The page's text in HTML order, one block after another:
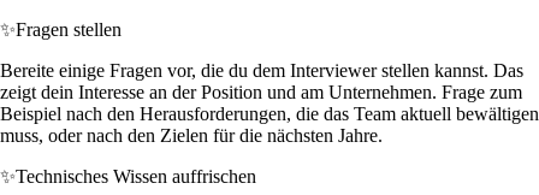
✨Fragen stellen
Bereite einige Fragen vor, die du dem Interviewer stellen kannst. Das
zeigt dein Interesse an der Position und am Unternehmen. Frage zum
Beispiel nach den Herausforderungen, die das Team aktuell bewältigen
muss, oder nach den Zielen für die nächsten Jahre.
✨Technisches Wissen auffrischen